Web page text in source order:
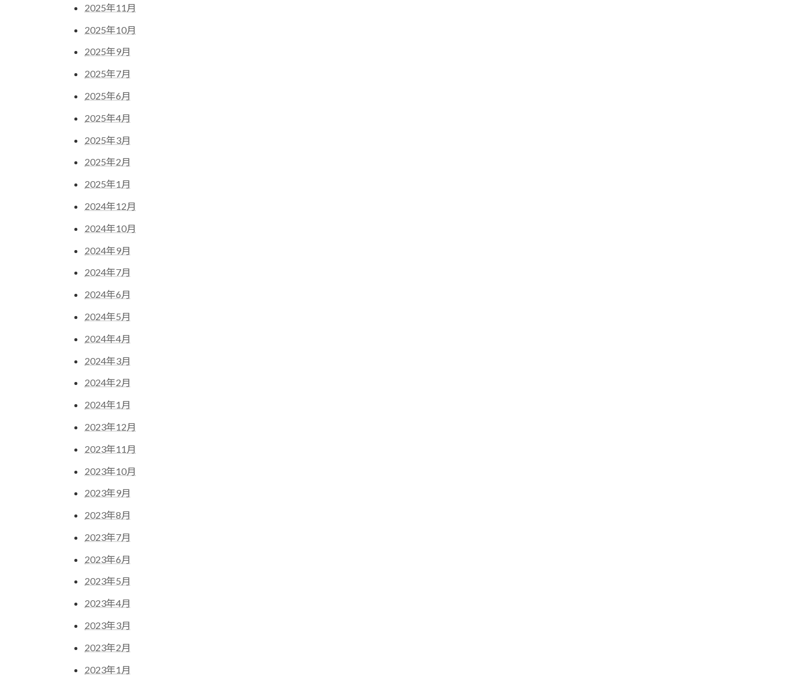
2025年11月
2025年10月
2025年9月
2025年7月
2025年6月
2025年4月
2025年3月
2025年2月
2025年1月
2024年12月
2024年10月
2024年9月
2024年7月
2024年6月
2024年5月
2024年4月
2024年3月
2024年2月
2024年1月
2023年12月
2023年11月
2023年10月
2023年9月
2023年8月
2023年7月
2023年6月
2023年5月
2023年4月
2023年3月
2023年2月
2023年1月